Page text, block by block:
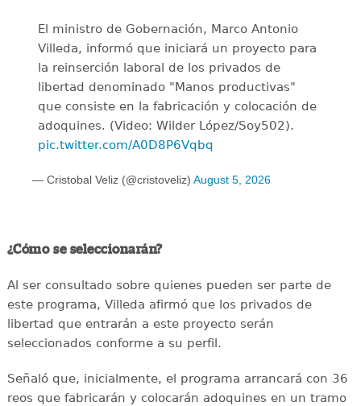
El ministro de Gobernación, Marco Antonio
Villeda, informó que iniciará un proyecto para
la reinserción laboral de los privados de
libertad denominado "Manos productivas"
que consiste en la fabricación y colocación de
adoquines. (Video: Wilder López/Soy502).
pic.twitter.com/A0D8P6Vqbq
— Cristobal Veliz (@cristoveliz) August 5, 2026
¿Cómo se seleccionarán?
Al ser consultado sobre quienes pueden ser parte de
este programa, Villeda afirmó que los privados de
libertad que entrarán a este proyecto serán
seleccionados conforme a su perfil.
Señaló que, inicialmente, el programa arrancará con 36
reos que fabricarán y colocarán adoquines en un tramo